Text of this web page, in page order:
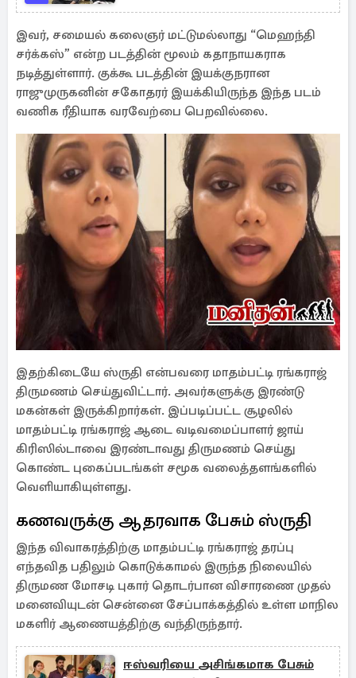
போட்டியாளர்கள்
இவர், சமையல் கலைஞர் மட்டுமல்லாது “மெஹந்தி
சர்க்கஸ்” என்ற படத்தின் மூலம் கதாநாயகராக
நடித்துள்ளார். குக்கூ படத்தின் இயக்குநரான
ராஜுமுருகனின் சகோதரர் இயக்கியிருந்த இந்த படம்
வணிக ரீதியாக வரவேற்பை பெறவில்லை.
இதற்கிடையே ஸ்ருதி என்பவரை மாதம்பட்டி ரங்கராஜ்
திருமணம் செய்துவிட்டார். அவர்களுக்கு இரண்டு
மகன்கள் இருக்கிறார்கள். இப்படிப்பட்ட சூழலில்
மாதம்பட்டி ரங்கராஜ் ஆடை வடிவமைப்பாளர் ஜாய்
கிரிஸில்டாவை இரண்டாவது திருமணம் செய்து
கொண்ட புகைப்படங்கள் சமூக வலைத்தளங்களில்
வெளியாகியுள்ளது.
கணவருக்கு ஆதரவாக பேசும் ஸ்ருதி
இந்த விவாகரத்திற்கு மாதம்பட்டி ரங்கராஜ் தரப்பு
எந்தவித பதிலும் கொடுக்காமல் இருந்த நிலையில்
திருமண மோசடி புகார் தொடர்பான விசாரணை முதல்
மனைவியுடன் சென்னை சேப்பாக்கத்தில் உள்ள மாநில
மகளிர் ஆணையத்திற்கு வந்திருந்தார்.
ஈஸ்வரியை அசிங்கமாக பேசும்